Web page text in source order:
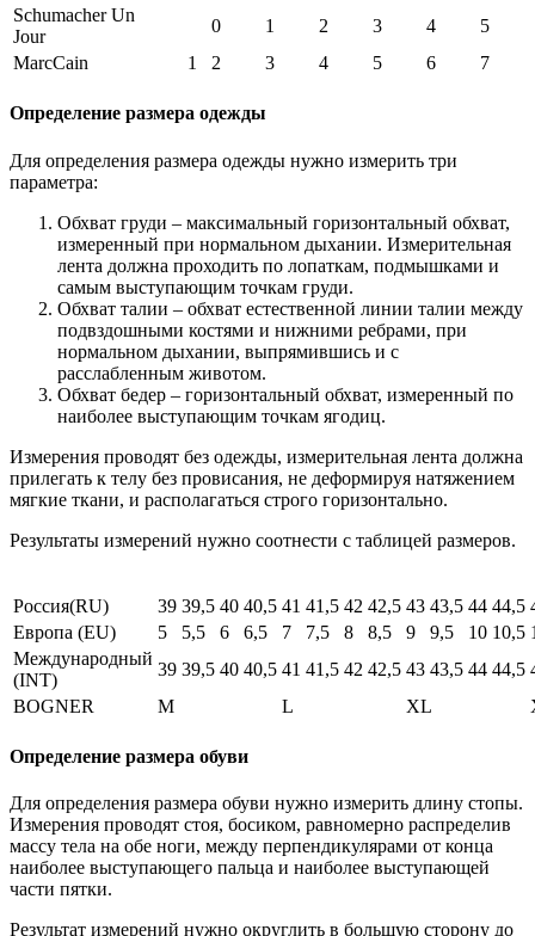
Schumacher Un
Jour
0 1 2 3 4
5
MarcCain
1 2 3 4 5 6 7
Определение размера одежды
Для определения размера одежды нужно измерить три
параметра:
Обхват груди – максимальный горизонтальный обхват,
измеренный при нормальном дыхании. Измерительная
лента должна проходить по лопаткам, подмышками и
самым выступающим точкам груди.
Обхват талии – обхват естественной линии талии между
подвздошными костями и нижними ребрами, при
нормальном дыхании, выпрямившись и с
расслабленным животом.
Обхват бедер – горизонтальный обхват, измеренный по
наиболее выступающим точкам ягодиц.
Измерения проводят без одежды, измерительная лента должна
прилегать к телу без провисания, не деформируя натяжением
мягкие ткани, и располагаться строго горизонтально.
Результаты измерений нужно соотнести с таблицей размеров.
Россия(RU) 39 39,5 40 40,5 41 41,5 42 42,5 43 43,5 44 44,5
Европа (EU)
5 5,5 6 6,5 7 7,5 8 8,5 9 9,5 10 10,5
Международный
(INT)
39 39,5 40 40,5 41 41,5 42 42,5 43 43,5 44 44,5
BOGNER
M L XL
Определение размера обуви
Для определения размера обуви нужно измерить длину стопы.
Измерения проводят стоя, босиком, равномерно распределив
массу тела на обе ноги, между перпендикулярами от конца
наиболее выступающего пальца и наиболее выступающей
части пятки.
Результат измерений нужно округлить в большую сторону до